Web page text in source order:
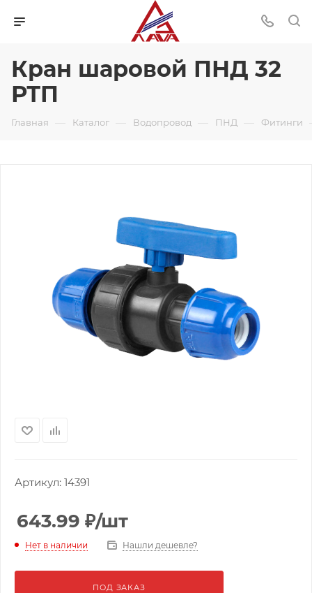
Кран шаровой ПНД 32
РТП
Главная — Каталог — Водопровод — ПНД — Фитинги
Артикул: 14391
643.99 ₽/шт
Нет в наличии Нашли дешевле?
ПОД ЗАКАЗ